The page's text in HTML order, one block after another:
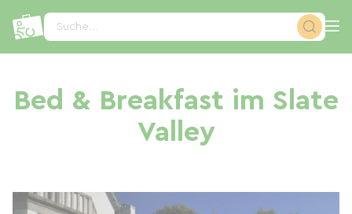
Suche...
Bed & Breakfast im Slate
Valley
Cookie-Einstellungen